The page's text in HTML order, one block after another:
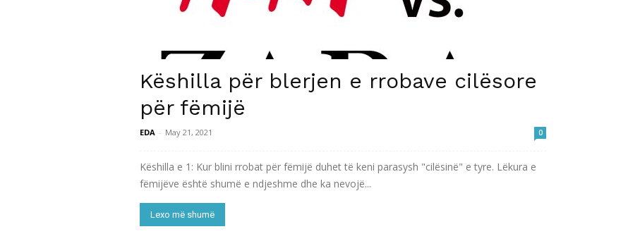
Këshilla për blerjen e rrobave cilësore
për fëmijë
EDA - May 21, 2021 0
Këshilla e 1: Kur blini rrobat për fëmijë duhet të keni parasysh "cilësinë" e tyre. Lëkura e
fëmijëve është shumë e ndjeshme dhe ka nevojë...
Lexo më shumë